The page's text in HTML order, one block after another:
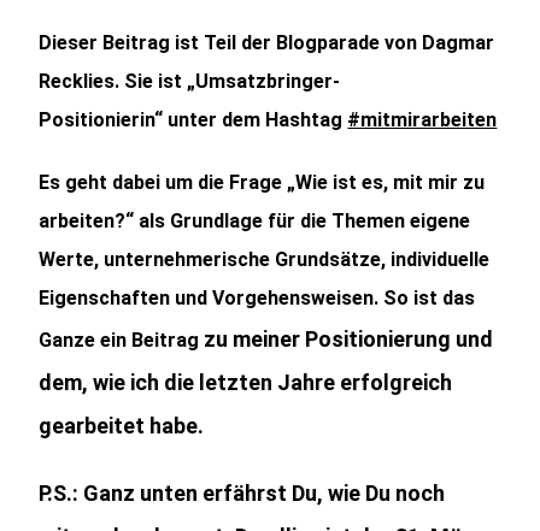
Dieser Beitrag ist Teil der Blogparade von Dagmar
Recklies. Sie ist „Umsatzbringer-
Positionierin“ unter dem Hashtag #mitmirarbeiten
Es geht dabei um die Frage „Wie ist es, mit mir zu
arbeiten?“ als Grundlage für die Themen eigene
Werte, unternehmerische Grundsätze, individuelle
Eigenschaften und Vorgehensweisen. So ist das
Ganze ein Beitrag zu meiner Positionierung und
dem, wie ich die letzten Jahre erfolgreich
gearbeitet habe.
P.S.: Ganz unten erfährst Du, wie Du noch